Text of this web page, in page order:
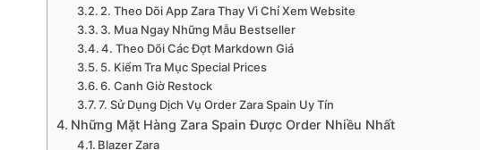
2. Theo Dõi App Zara Thay Vì Chỉ Xem Website
3. Mua Ngay Những Mẫu Bestseller
4. Theo Dõi Các Đợt Markdown Giá
5. Kiểm Tra Mục Special Prices
6. Canh Giờ Restock
7. Sử Dụng Dịch Vụ Order Zara Spain Uy Tín
Những Mặt Hàng Zara Spain Được Order Nhiều Nhất
Blazer Zara